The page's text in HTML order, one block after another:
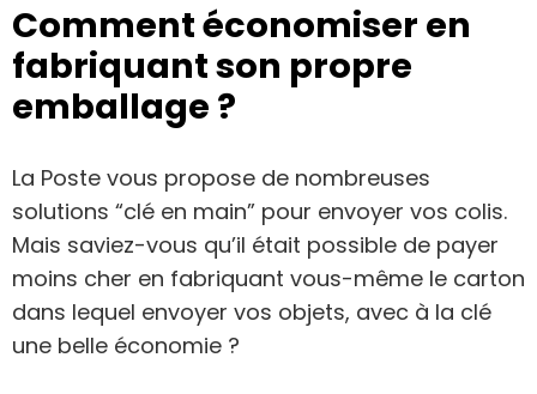
Comment économiser en
fabriquant son propre
emballage ?
La Poste vous propose de nombreuses
solutions “clé en main” pour envoyer vos colis.
Mais saviez-vous qu’il était possible de payer
moins cher en fabriquant vous-même le carton
dans lequel envoyer vos objets, avec à la clé
une belle économie ?